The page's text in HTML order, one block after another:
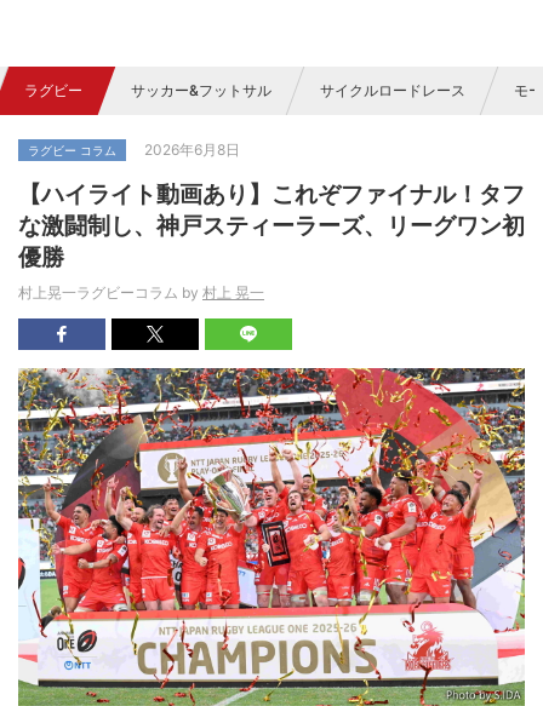
ラグビー サッカー&フットサル サイクルロードレース モ
ラグビー コラム 2026年6月8日
【ハイライト動画あり】これぞファイナル！タフ
な激闘制し、神戸スティーラーズ、リーグワン初
優勝
村上晃一ラグビーコラム by 村上 晃一